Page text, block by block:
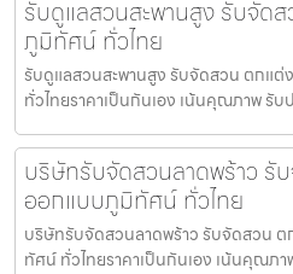
รับดูแลสวนสะพานสูง รับจัด
ภูมิทัศน์ ทั่วไทย
รับดูแลสวนสะพานสูง รับจัดสวน ตกแ
ทั่วไทยราคาเป็นกันเอง เน้นคุณภาพ รั
บริษัทรับจัดสวนลาดพร้าว รั
ออกแบบภูมิทัศน์ ทั่วไทย
บริษัทรับจัดสวนลาดพร้าว รับจัดสวน
ทัศน์ ทั่วไทยราคาเป็นกันเอง เน้นคุณภ